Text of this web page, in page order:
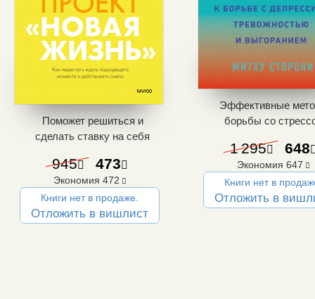
Поможет решиться и
сделать ставку на себя
945 473
Экономия 472
Книги нет в продаже.
Отложить в вишлист
Эффективные
борьбы со
1 295 648
Экономия 647
Книги нет в
Отложить в